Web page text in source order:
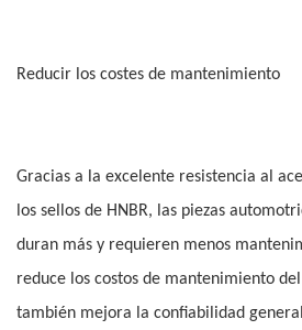
Reducir los costes de mantenimiento
Gracias a la excelente resistencia al
los sellos de HNBR, las piezas
duran más y requieren menos
reduce los costos de mantenimiento
también mejora la confiabilidad